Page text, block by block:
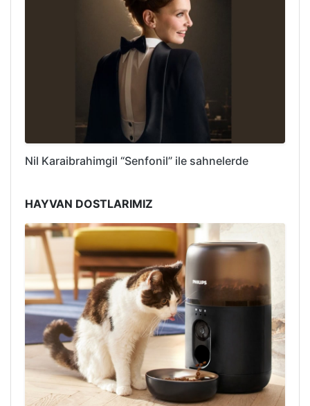
Nil Karaibrahimgil “Senfonil” ile sahnelerde
HAYVAN DOSTLARIMIZ